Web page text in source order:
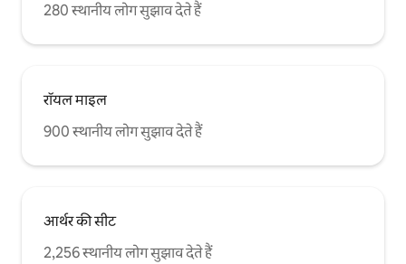
280 स्थानीय लोग सुझाव देते हैं
रॉयल माइल
900 स्थानीय लोग सुझाव देते हैं
आर्थर की सीट
2,256 स्थानीय लोग सुझाव देते हैं